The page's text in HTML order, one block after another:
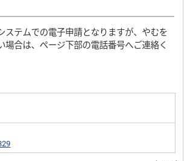
ステムでの電子申請となりますが、やむを
場合は、ページ下部の電話番号へご連絡く